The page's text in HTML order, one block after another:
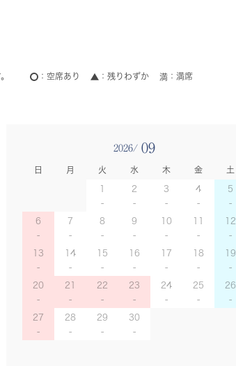
空席あり 残りわずか 満席
2026/ 09
日 月 火 水 木 金 土
1 2 3 4 5
6 7 8 9 10 11 12
13 14 15 16 17 18 19
20 21 22 23 24 25 26
27 28 29 30